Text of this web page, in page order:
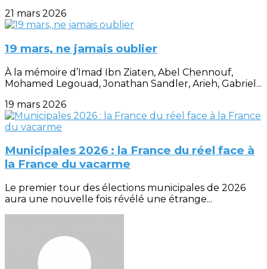
21 mars 2026
19 mars, ne jamais oublier
À la mémoire d’Imad Ibn Ziaten, Abel Chennouf,
Mohamed Legouad, Jonathan Sandler, Arieh, Gabriel...
19 mars 2026
Municipales 2026 : la France du réel face à
la France du vacarme
Le premier tour des élections municipales de 2026
aura une nouvelle fois révélé une étrange...